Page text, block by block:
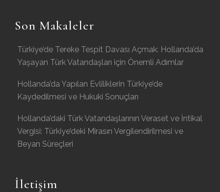
Son Makaleler
Türkiye’de Tereke Tespit Davası Açmak: Hollanda’da
Yaşayan Türk Vatandaşları için Önemli Adımlar
Hollanda’da Yapılan Evliliklerin Türkiye’de
Kaydedilmesi ve Hukuki Sonuçları
Hollanda’daki Türk Vatandaşlarının Veraset ve İntikal
Vergisi: Türkiye’deki Mirasın Vergilendirilmesi ve
Beyan Süreçleri
İletişim